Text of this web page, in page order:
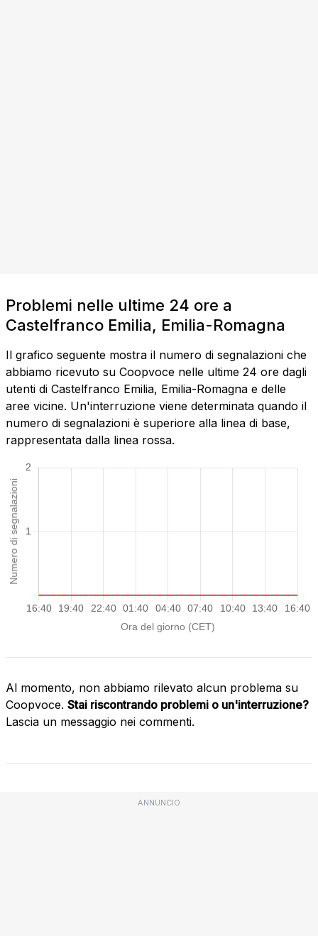
Problemi nelle ultime 24 ore a
Castelfranco Emilia, Emilia-Romagna
Il grafico seguente mostra il numero di segnalazioni che
abbiamo ricevuto su Coopvoce nelle ultime 24 ore dagli
utenti di Castelfranco Emilia, Emilia-Romagna e delle
aree vicine. Un'interruzione viene determinata quando il
numero di segnalazioni è superiore alla linea di base,
rappresentata dalla linea rossa.
Al momento, non abbiamo rilevato alcun problema su
Coopvoce. Stai riscontrando problemi o un'interruzione?
Lascia un messaggio nei commenti.
ANNUNCIO